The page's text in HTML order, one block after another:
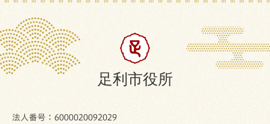
足利市役所
法人番号：6000020092029